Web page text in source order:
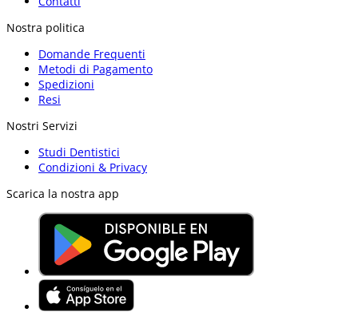
Nostra politica
Domande Frequenti
Metodi di Pagamento
Spedizioni
Resi
Nostri Servizi
Studi Dentistici
Condizioni & Privacy
Scarica la nostra app